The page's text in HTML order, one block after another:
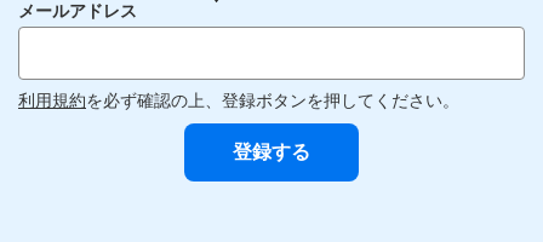
メールアドレス
利用規約を必ず確認の上、登録ボタンを押してください。